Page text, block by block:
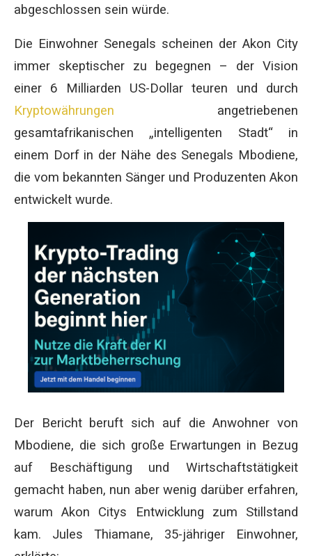
abgeschlossen sein würde.
Die Einwohner Senegals scheinen der Akon City
immer skeptischer zu begegnen – der Vision
einer 6 Milliarden US-Dollar teuren und durch
Kryptowährungen angetriebenen
gesamtafrikanischen „intelligenten Stadt“ in
einem Dorf in der Nähe des Senegals Mbodiene,
die vom bekannten Sänger und Produzenten Akon
entwickelt wurde.
Der Bericht beruft sich auf die Anwohner von
Mbodiene, die sich große Erwartungen in Bezug
auf Beschäftigung und Wirtschaftstätigkeit
gemacht haben, nun aber wenig darüber erfahren,
warum Akon Citys Entwicklung zum Stillstand
kam. Jules Thiamane, 35-jähriger Einwohner,